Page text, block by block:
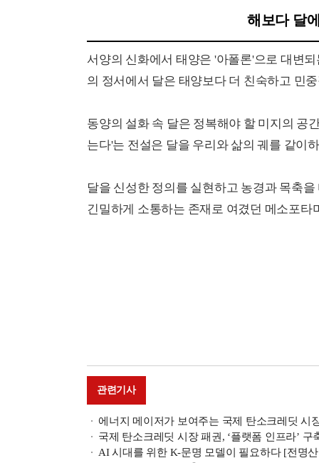
해보다 달
서양의 신화에서 태양은 '아폴론'으로 대변
의 정서에서 달은 태양보다 더 친숙하고 민
동양의 설화 속 달은 정복해야 할 미지의 공
는다'는 전설은 달을 우리와 삶의 궤를 같이
달을 신성한 정의를 실현하고 농경과 목축
긴밀하게 소통하는 존재로 여겼던 메소포
관련기사
에너지 메이저가 보여주는 국제 탄소크레딧
국제 탄소크레딧 시장 패권, ‘플랫폼 인프라’
AI 시대를 위한 K-문명 모델이 필요하다 [전명